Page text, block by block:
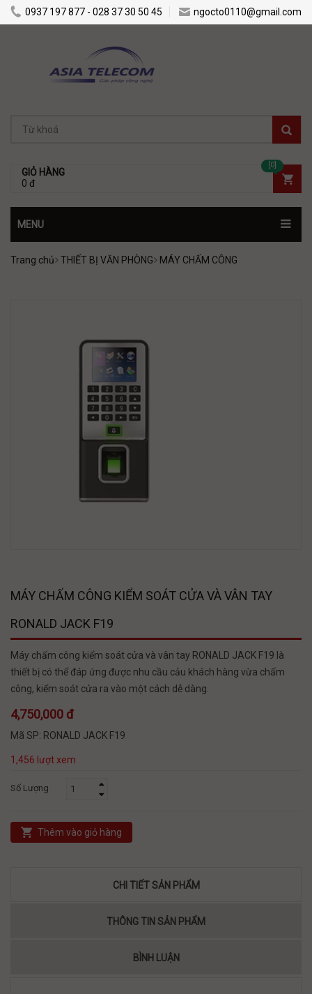
0937 197 877 - 028 37 30 50 45 ngocto0110@gmail.com
GIỎ HÀNG
0 đ
[0]
MENU
Trang chủ THIẾT BỊ VĂN PHÒNG MÁY CHẤM CÔNG
MÁY CHẤM CÔNG KIỂM SOÁT CỬA VÀ VÂN TAY
RONALD JACK F19
Máy chấm công kiểm soát cửa và vân tay RONALD JACK F19 là
thiết bị có thể đáp ứng được nhu cầu cảu khách hàng vừa chấm
công, kiểm soát cửa ra vào một cách dễ dàng.
4,750,000 đ
Mã SP: RONALD JACK F19
1,456 lượt xem
Số Lượng
Thêm vào giỏ hàng
CHI TIẾT SẢN PHẨM
THÔNG TIN SẢN PHẨM
BÌNH LUẬN